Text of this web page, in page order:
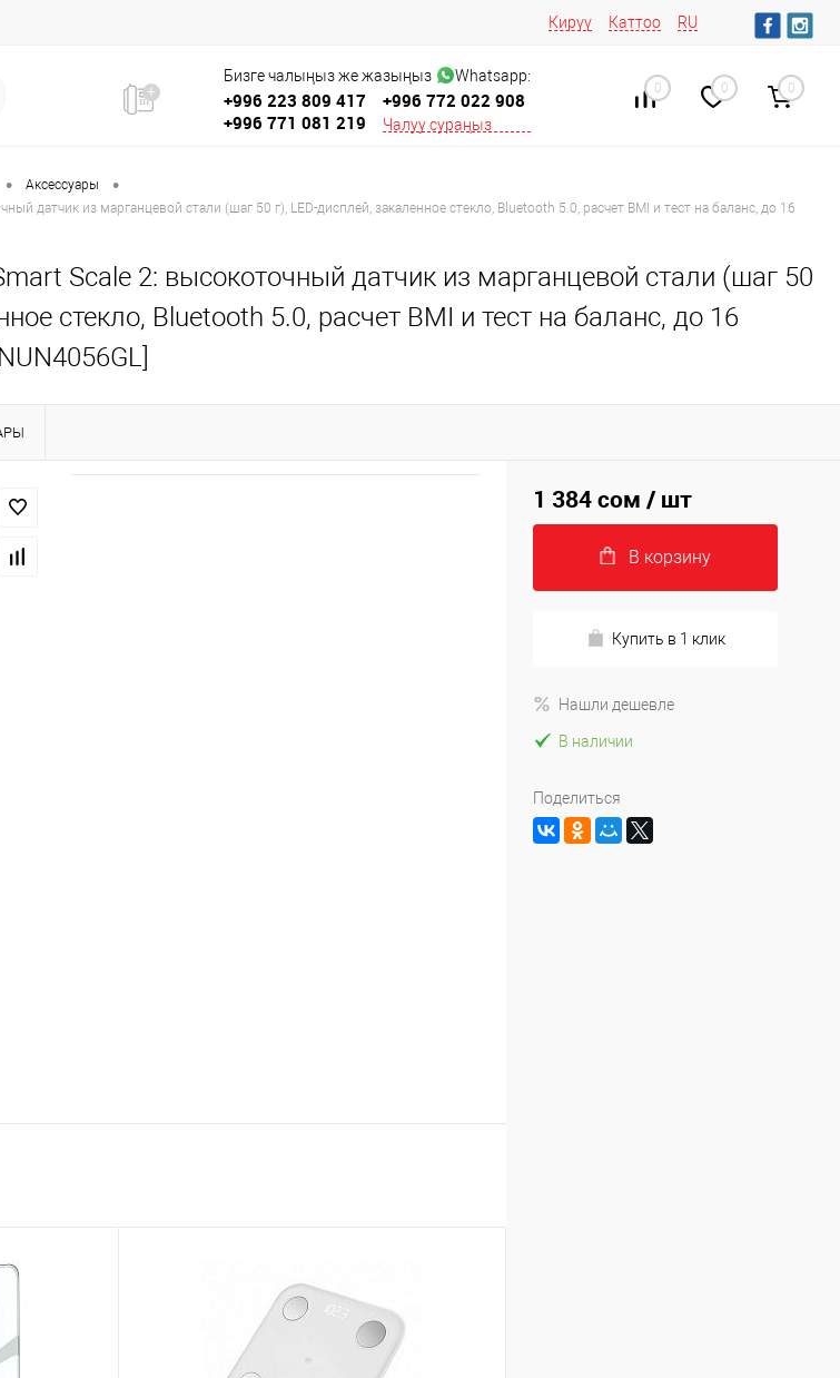
Кирүү Каттоо RU
Бизге чалыңыз же жазыңыз Whatsapp:
+996 223 809 417
+996 772 022 908
+996 771 081 219
Чалуу сураңыз
0 0 0
• Аксессуары •
датчик из марганцевой стали (шаг 50 г), LED-дисплей, закаленное стекло, Bluetooth 5.0, расчет BMI и тест на баланс, до 16
Scale 2: высокоточный датчик из марганцевой стали (шаг 50
стекло, Bluetooth 5.0, расчет BMI и тест на баланс, до 16
1 384 сом / шт
В корзину
Купить в 1 клик
Нашли дешевле
В наличии
Поделиться